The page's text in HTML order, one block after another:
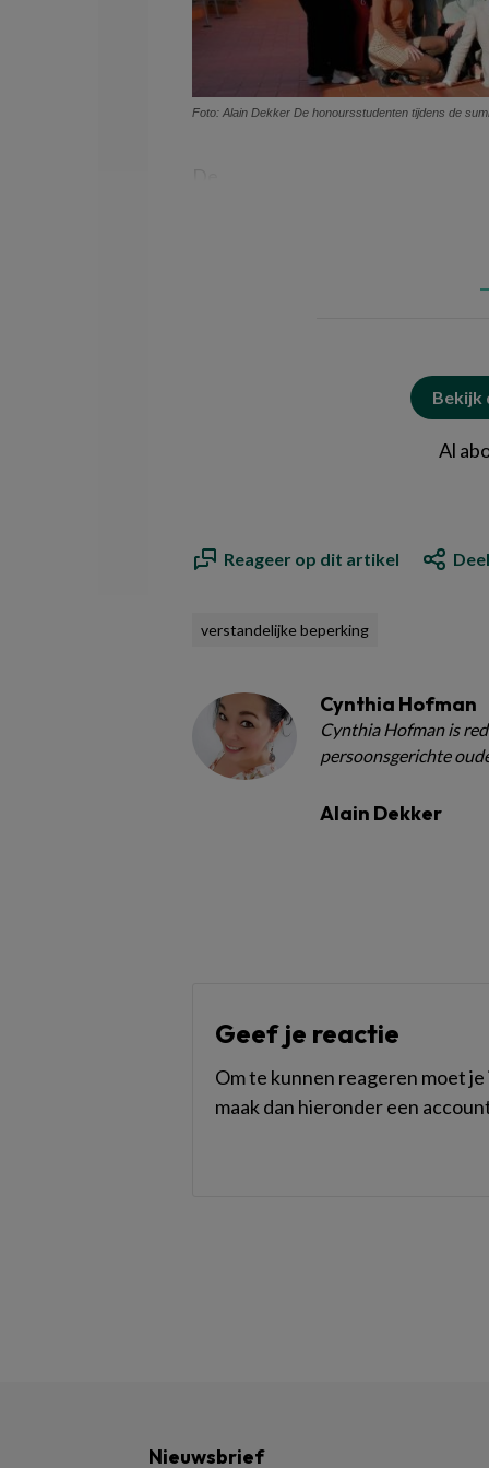
Foto: Alain Dekker De honoursstudenten tijdens de
Bekijk
Al
Reageer op dit artikel
verstandelijke beperking
Cynthia Hofman
Cynthia Hofman is
persoonsgerichte
Alain Dekker
Geef je reactie
Om te kunnen reageren moet
maak dan hieronder een
Nieuwsbrief